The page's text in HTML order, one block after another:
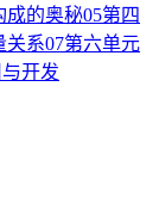
成的奥秘05第四
关系07第六单元
开发